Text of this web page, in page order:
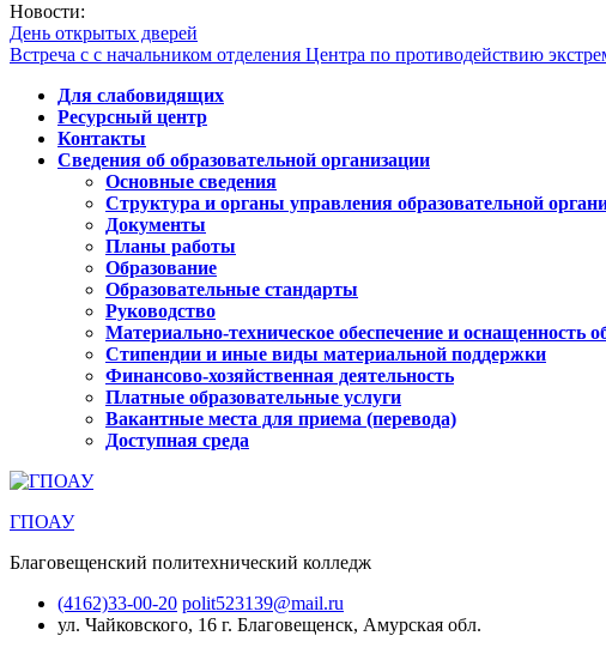
Новости:
День открытых дверей
Встреча с с начальником отделения Центра по противодействию
Для слабовидящих
Ресурсный центр
Контакты
Сведения об образовательной организации
Основные сведения
Структура и органы управления образовательной
Документы
Планы работы
Образование
Образовательные стандарты
Руководство
Материально-техническое обеспечение и оснащенность
Стипендии и иные виды материальной поддержки
Финансово-хозяйственная деятельность
Платные образовательные услуги
Вакантные места для приема (перевода)
Доступная среда
ГПОАУ
Благовещенский политехнический колледж
(4162)33-00-20 polit523139@mail.ru
ул. Чайковского, 16 г. Благовещенск, Амурская обл.